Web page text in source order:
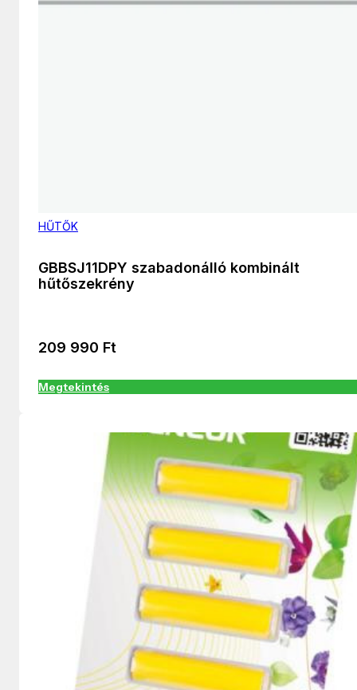
HŰTŐK
GBBSJ11DPY szabadonálló kombinált
hűtőszekrény
209 990 Ft
Megtekintés